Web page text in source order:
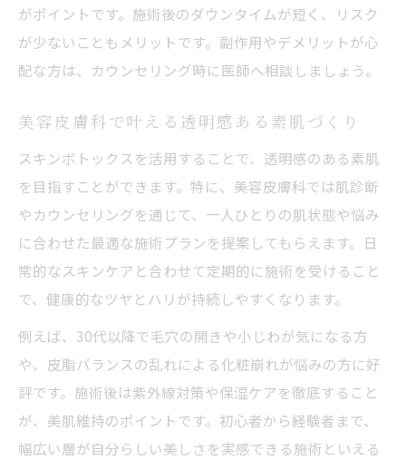
がポイントです。施術後のダウンタイムが短く、リスク
が少ないこともメリットです。副作用やデメリットが心
配な方は、カウンセリング時に医師へ相談しましょう。
美容皮膚科で叶える透明感ある素肌づくり
スキンボトックスを活用することで、透明感のある素肌
を目指すことができます。特に、美容皮膚科では肌診断
やカウンセリングを通じて、一人ひとりの肌状態や悩み
に合わせた最適な施術プランを提案してもらえます。日
常的なスキンケアと合わせて定期的に施術を受けること
で、健康的なツヤとハリが持続しやすくなります。
例えば、30代以降で毛穴の開きや小じわが気になる方
や、皮脂バランスの乱れによる化粧崩れが悩みの方に好
評です。施術後は紫外線対策や保湿ケアを徹底すること
が、美肌維持のポイントです。初心者から経験者まで、
幅広い層が自分らしい美しさを実感できる施術といえる